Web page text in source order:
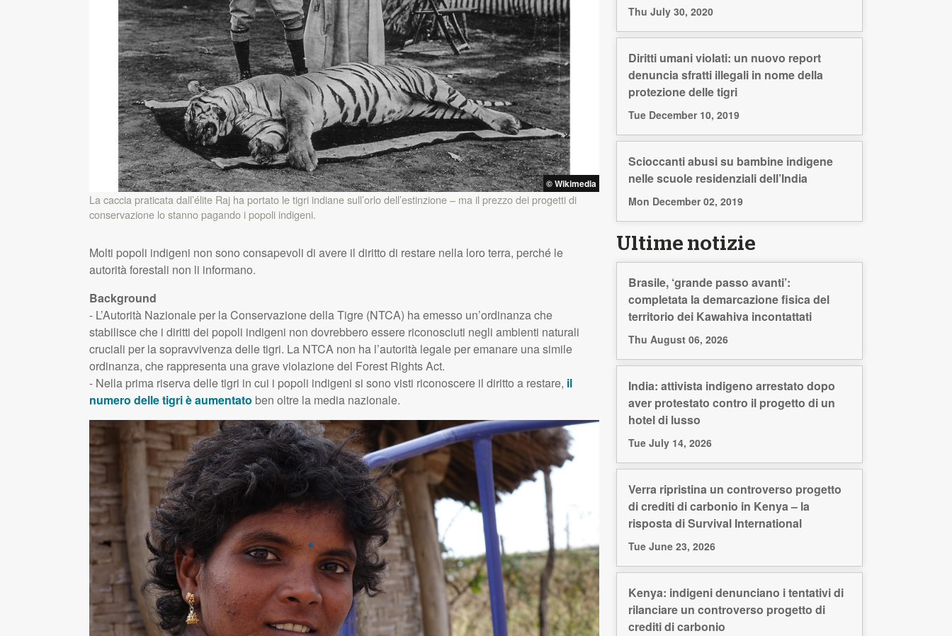
© Wikimedia
La caccia praticata dall’élite Raj ha portato le tigri indiane sull’orlo dell’estinzione – ma il prezzo dei progetti di
conservazione lo stanno pagando i popoli indigeni.
Molti popoli indigeni non sono consapevoli di avere il diritto di restare nella loro terra, perché le
autorità forestali non li informano.
Background
- L’Autorità Nazionale per la Conservazione della Tigre (NTCA) ha emesso un’ordinanza che
stabilisce che i diritti dei popoli indigeni non dovrebbero essere riconosciuti negli ambienti naturali
cruciali per la sopravvivenza delle tigri. La NTCAnon ha l’autorità legale per emanare una simile
ordinanza, che rappresenta una grave violazione del Forest Rights Act.
- Nella prima riserva delle tigri in cui i popoli indigeni si sono visti riconoscere il diritto a restare, il
numero delle tigri è aumentato ben oltre la media nazionale.
Thu July 30, 2020
Diritti umani violati: un nuovo report
denuncia sfratti illegali in nome della
protezione delle tigri
Tue December 10, 2019
Scioccanti abusi su bambine indigene
nelle scuole residenziali dell’India
Mon December 02, 2019
Ultime notizie
Brasile, ‘grande passo avanti’:
completata la demarcazione fisica del
territorio dei Kawahiva incontattati
Thu August 06, 2026
India: attivista indigeno arrestato dopo
aver protestato contro il progetto di un
hotel di lusso
Tue July 14, 2026
Verra ripristina un controverso progetto
di crediti di carbonio in Kenya – la
risposta di Survival International
Tue June 23, 2026
Kenya: indigeni denunciano i tentativi di
rilanciare un controverso progetto di
crediti di carbonio